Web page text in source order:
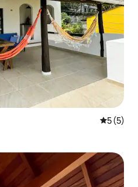
Средна
5 (5)